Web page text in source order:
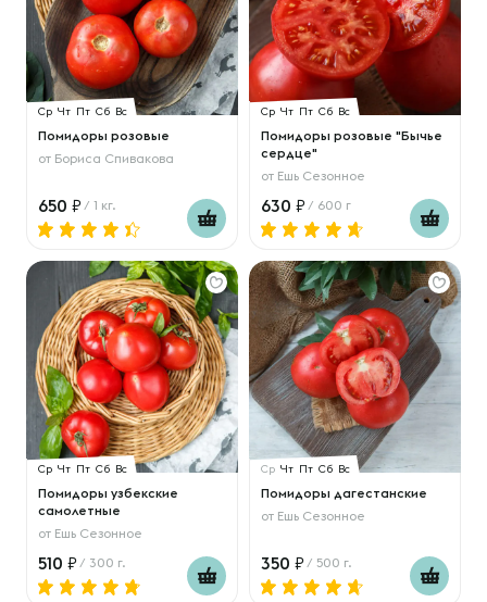
Ср Чт Пт Сб Вс
Помидоры розовые
от Бориса Спивакова
650 / 1 кг.
Ср Чт Пт Сб Вс
Помидоры розовые "Бычье
сердце"
от Ешь Сезонное
630 / 600 г
Ср Чт Пт Сб Вс
Помидоры узбекские
самолетные
от Ешь Сезонное
510 / 300 г.
Ср Чт Пт Сб Вс
Помидоры дагестанские
от Ешь Сезонное
350 / 500 г.